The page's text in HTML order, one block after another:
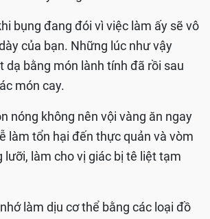
bụng đang đói vì việc làm ấy sẽ vô
của bạn. Những lúc như vậy
dạ bằng món lành tính đã rồi sau
món cay.
nóng không nên vội vàng ăn ngay
làm tổn hại đến thực quản và vòm
lưỡi, làm cho vị giác bị tê liệt tạm
làm dịu cơ thể bằng các loại đồ